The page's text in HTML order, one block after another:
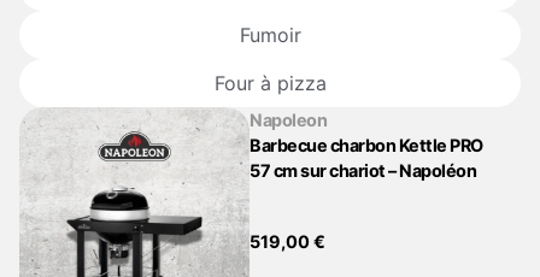
Fumoir
Four à pizza
Napoleon
Barbecue charbon Kettle PRO
57 cm sur chariot – Napoléon
519,00€